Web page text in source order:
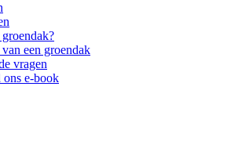
een groendak
vragen
e-book